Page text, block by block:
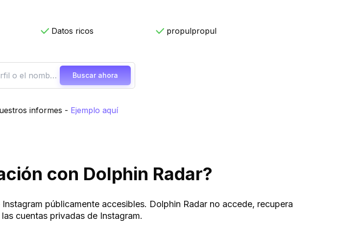
Datos ricos propulpropul
Buscar ahora
informes - Ejemplo aquí
con Dolphin Radar?
públicamente accesibles. Dolphin Radar no accede, recupera
cuentas privadas de Instagram.